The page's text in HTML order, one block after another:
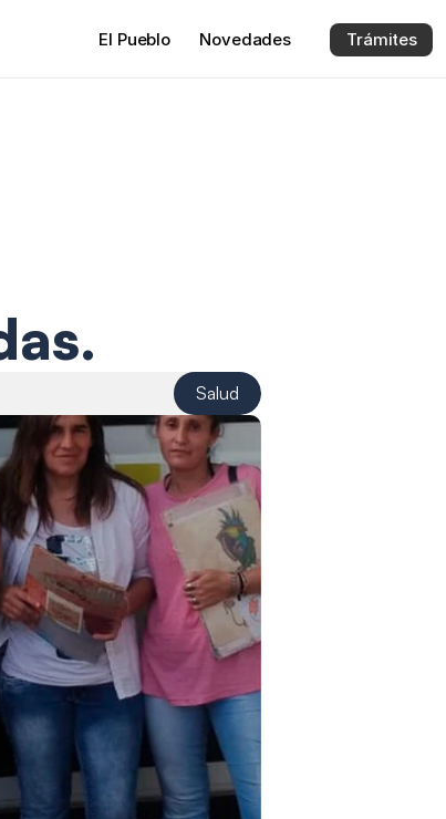
Salud
El Pueblo Novedades Trámites